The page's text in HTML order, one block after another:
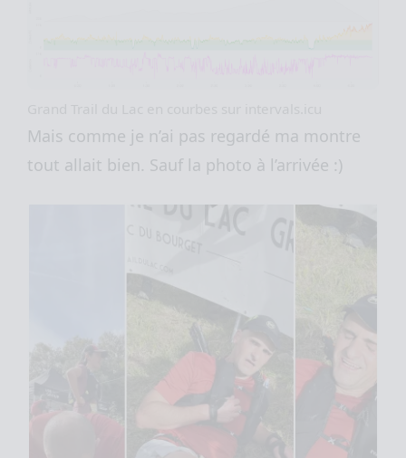
Mais comme je n’ai pas regardé ma montre
tout allait bien. Sauf la photo à l’arrivée :)